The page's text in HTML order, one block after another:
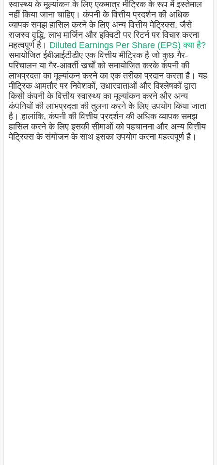
स्वास्थ्य के मूल्यांकन के लिए एकमात्र मीट्रिक के रूप में इस्तेमाल
नहीं किया जाना चाहिए। कंपनी के वित्तीय प्रदर्शन की अधिक
व्यापक समझ हासिल करने के लिए अन्य वित्तीय मेट्रिक्स, जैसे
राजस्व वृद्धि, लाभ मार्जिन और इक्विटी पर रिटर्न पर विचार करना
महत्वपूर्ण है। Diluted Earnings Per Share (EPS) क्या है?
समायोजित ईबीआईटीडीए एक वित्तीय मीट्रिक है जो कुछ गैर-
परिचालन या गैर-आवर्ती खर्चों को समायोजित करके कंपनी की
लाभप्रदता का मूल्यांकन करने का एक तरीका प्रदान करता है। यह
मीट्रिक आमतौर पर निवेशकों, उधारदाताओं और विश्लेषकों द्वारा
किसी कंपनी के वित्तीय स्वास्थ्य का मूल्यांकन करने और अन्य
कंपनियों की लाभप्रदता की तुलना करने के लिए उपयोग किया जाता
है। हालांकि, कंपनी की वित्तीय प्रदर्शन की अधिक व्यापक समझ
हासिल करने के लिए इसकी सीमाओं को पहचानना और अन्य वित्तीय
मेट्रिक्स के संयोजन के साथ इसका उपयोग करना महत्वपूर्ण है।